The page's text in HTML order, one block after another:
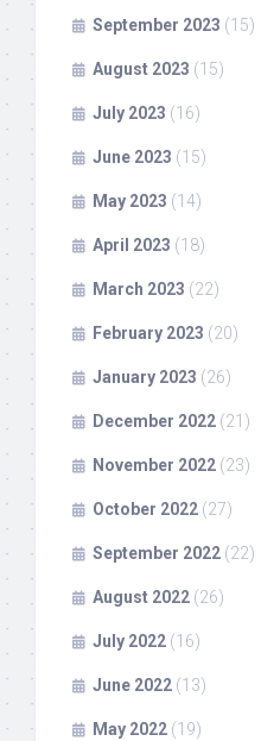
September 2023 (15)
August 2023 (15)
July 2023 (16)
June 2023 (15)
May 2023 (14)
April 2023 (18)
March 2023 (22)
February 2023 (20)
January 2023 (26)
December 2022 (21)
November 2022 (23)
October 2022 (27)
September 2022 (22)
August 2022 (26)
July 2022 (16)
June 2022 (13)
May 2022 (19)